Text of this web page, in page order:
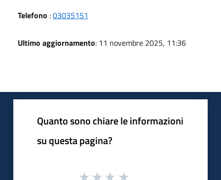
Telefono :03035151
Ultimo aggiornamento: 11 novembre 2025, 11:36
Quanto sono chiare le informazioni
su questa pagina?